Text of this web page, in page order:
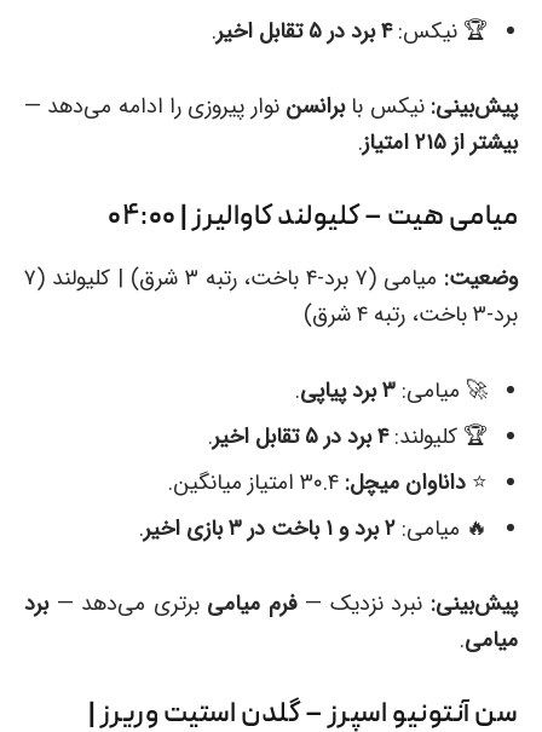
🏆 نیکس:۴ برد در ۵ تقابل اخیر .
پیش‌بینی: نیکس بابرانسن نوار پیروزی را ادامه می‌دهد —
بیشتر از ۲۱۵ امتیاز
.
میامی هیت – کلیولند کاوالیرز | ۰۴:۰۰
وضعیت:
میامی (۷ برد-۴ باخت، رتبه ۳ شرق) | کلیولند (۷
برد-۳ باخت، رتبه ۴ شرق)
🚀 میامی: ۳ برد پیاپی
.
🏆 کلیولند:۴ برد در ۵ تقابل اخیر
.
⭐️ داناوان میچل:
🔥 میامی: ۲ برد و ۱ باخت در ۳ بازی اخیر .
پیش‌بینی: نبرد نزدیک —فرم میامی برتری می‌دهد —برد
میامی.
سن آنتونیو اسپرز – گلدن استیت وریرز |